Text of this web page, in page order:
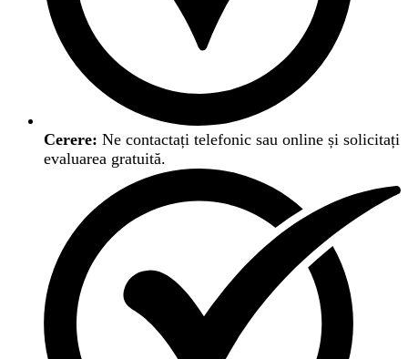
Cerere: Ne contactați telefonic sau online și solicitați
evaluarea gratuită.